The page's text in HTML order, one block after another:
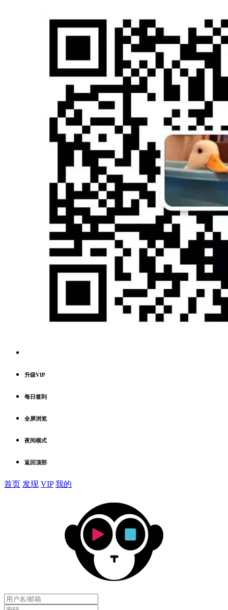
升级VIP
每日签到
全屏浏览
夜间模式
返回顶部
首页 发现 VIP 我的